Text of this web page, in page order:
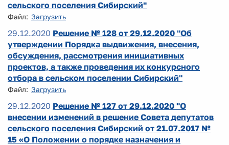
сельского поселения Сибирский"
Файл: Загрузить
29.12.2020 Решение № 128 от 29.12.2020 "Об
утверждении Порядка выдвижения, внесения,
обсуждения, рассмотрения инициативных
проектов, а также проведения их конкурсного
отбора в сельском поселении Сибирский"
Файл: Загрузить
29.12.2020 Решение № 127 от 29.12.2020 "О
внесении изменений в решение Совета депутатов
сельского поселения Сибирский от 21.07.2017 №
15 «О Положении о порядке назначения и